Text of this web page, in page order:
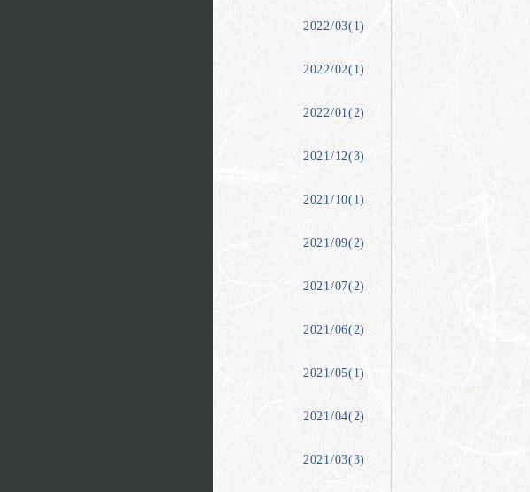
2022/03(1)
2022/02(1)
2022/01(2)
2021/12(3)
2021/10(1)
2021/09(2)
2021/07(2)
2021/06(2)
2021/05(1)
2021/04(2)
2021/03(3)